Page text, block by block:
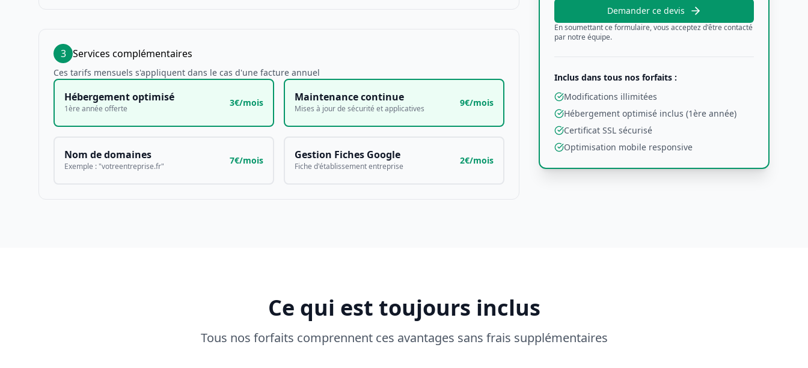
3 Services complémentaires
Ces tarifs mensuels s'appliquent dans le cas d'une facture annuel
Hébergement optimisé
1ère année offerte
3€/mois Maintenance continue
Mises à jour de sécurité et applicatives
9€/mois
Nom de domaines
Exemple : "votreentreprise.fr"
7€/mois Gestion Fiches Google
Fiche d'établissement entreprise
2€/mois
Demander ce devis
En soumettant ce formulaire, vous acceptez d'être contacté
par notre équipe.
Inclus dans tous nos forfaits :
Modifications illimitées
Hébergement optimisé inclus (1ère année)
Certificat SSL sécurisé
Optimisation mobile responsive
Ce qui est toujours inclus
Tous nos forfaits comprennent ces avantages sans frais supplémentaires